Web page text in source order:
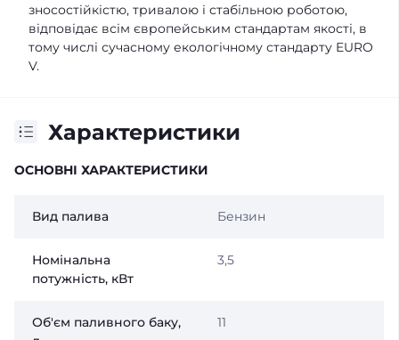
зносостійкістю, тривалою і стабільною роботою,
відповідає всім європейським стандартам якості, в
тому числі сучасному екологічному стандарту EURO
V.
Характеристики
ОСНОВНІ ХАРАКТЕРИСТИКИ
Вид палива Бензин
Номінальна
потужність, кВт
3,5
Об'єм паливного баку,
11